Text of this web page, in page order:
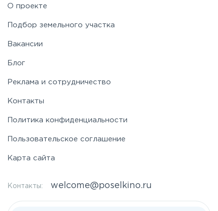
О проекте
Подбор земельного участка
Вакансии
Блог
Реклама и сотрудничество
Контакты
Политика конфиденциальности
Пользовательское соглашение
Карта сайта
Контакты: welcome@poselkino.ru